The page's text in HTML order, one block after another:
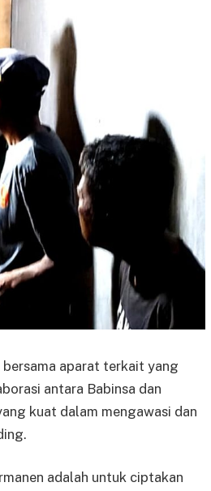
aparat terkait yang
antara Babinsa dan
kuat dalam mengawasi dan
adalah untuk ciptakan